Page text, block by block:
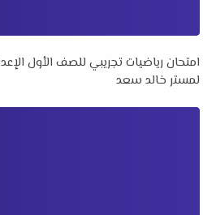
لمستر خالد سعد